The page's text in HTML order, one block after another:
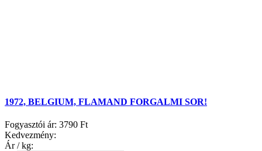
1972, BELGIUM, FLAMAND FORGALMI SOR!
Fogyasztói ár: 3790 Ft
Kedvezmény:
Ár / kg: